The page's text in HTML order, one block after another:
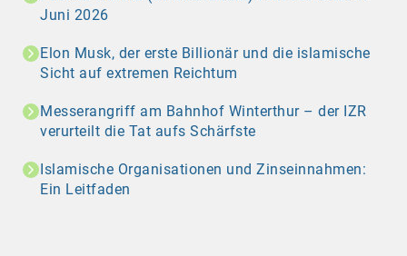
Juni 2026
Elon Musk, der erste Billionär und die islamische
Sicht auf extremen Reichtum
Messerangriff am Bahnhof Winterthur – der IZR
verurteilt die Tat aufs Schärfste
Islamische Organisationen und Zinseinnahmen:
Ein Leitfaden